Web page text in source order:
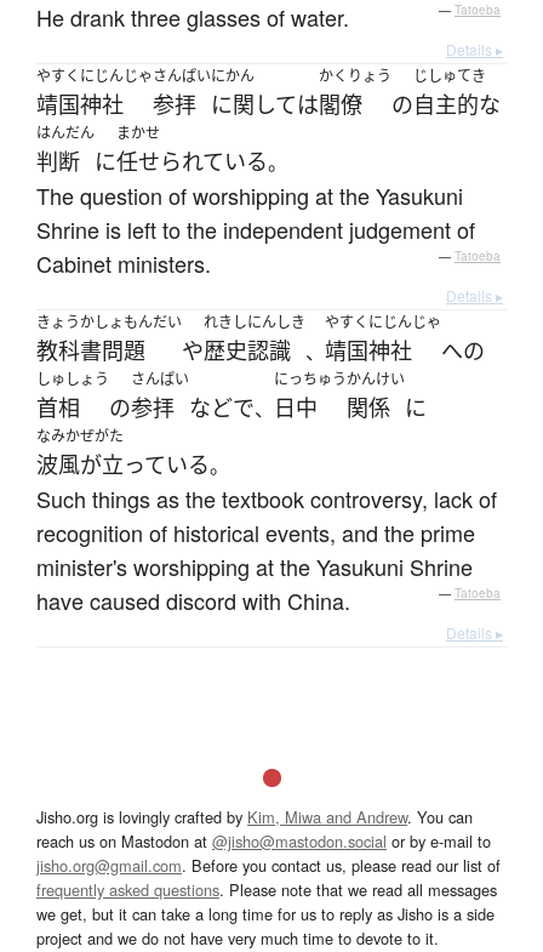
He drank three glasses of water. — Tatoeba
Details ▸
やすくにじんじゃ
靖国神社
さんぱい
参拝
にかん
に関しては
かくりょう
閣僚 の
じしゅてき
自主的な
はんだん
判断 に
まかせ
任せられている。
The question of worshipping at the Yasukuni
Shrine is left to the independent judgement of
Cabinet ministers.
— Tatoeba
Details ▸
きょうかしょもんだい
教科書問題 や
れきしにんしき
歴史認識 、
やすくにじんじゃ
靖国神社 への
しゅしょう
首相 の
さんぱい
参拝 などで、
にっちゅう
日中
かんけい
関係 に
なみかぜがた
波風が立っている。
Such things as the textbook controversy, lack of
recognition of historical events, and the prime
minister's worshipping at the Yasukuni Shrine
have caused discord with China.
— Tatoeba
Details ▸
Jisho.org is lovingly crafted by Kim, Miwa and Andrew. You can
reach us on Mastodon at @jisho@mastodon.social or by e-mail to
jisho.org@gmail.com. Before you contact us, please read our list of
frequently asked questions. Please note that we read all messages
we get, but it can take a long time for us to reply as Jisho is a side
project and we do not have very much time to devote to it.